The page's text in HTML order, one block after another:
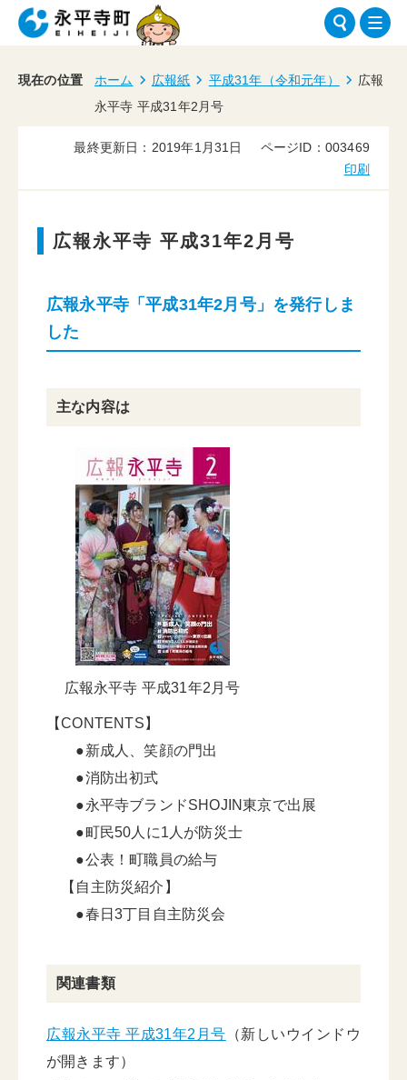
現在の位置 ホーム 広報紙 平成31年（令和元年）
広報
永平寺 平成31年2月号
最終更新日：2019年1月31日
ページID：003469
印刷
広報永平寺 平成31年2月号
広報永平寺「平成31年2月号」を発行しま
した
主な内容は
広報永平寺 平成31年2月号
【CONTENTS】
●新成人、笑顔の門出
●消防出初式
●永平寺ブランドSHOJIN東京で出展
●町民50人に1人が防災士
●公表！町職員の給与
【自主防災紹介】
●春日3丁目自主防災会
関連書類
広報永平寺 平成31年2月号 （新しいウインドウ
が開きます）